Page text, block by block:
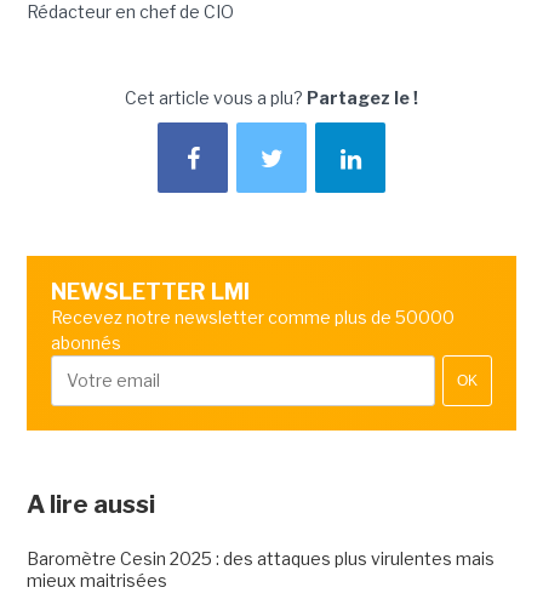
Rédacteur en chef de CIO
Cet article vous a plu? Partagez le !
NEWSLETTER LMI
Recevez notre newsletter comme plus de 50000
abonnés
OK
A lire aussi
Baromètre Cesin 2025 : des attaques plus virulentes mais
mieux maitrisées